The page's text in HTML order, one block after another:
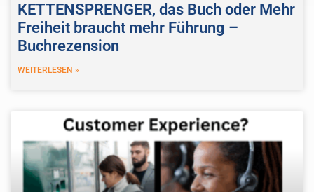
KETTENSPRENGER, das Buch oder Mehr
Freiheit braucht mehr Führung –
Buchrezension
WEITERLESEN »